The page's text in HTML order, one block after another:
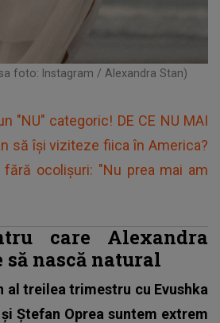
foto: Instagram / Alexandra Stan)
"NU" categoric! DE CE NU MAI
să își viziteze fiica în America?
ocolișuri: "Nu prea mai am
care Alexandra
să nască natural
al treilea trimestru cu Evushka
Ștefan Oprea suntem extrem